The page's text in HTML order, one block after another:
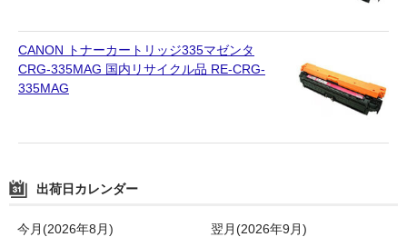
CANON トナーカートリッジ335マゼンタ
CRG-335MAG 国内リサイクル品 RE-CRG-
335MAG
出荷日カレンダー
今月(2026年8月)
翌月(2026年9月)